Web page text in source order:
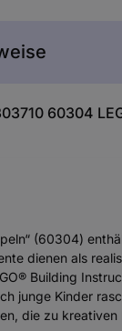
60304
(60304)
dienen als
Building
junge Kinder
die zu